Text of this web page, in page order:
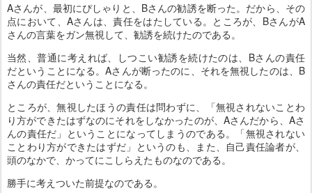
Aさんが、最初にぴしゃりと、Bさんの勧誘を断った。だから、その
点において、Aさんは、責任をはたしている。ところが、BさんがA
さんの言葉をガン無視して、勧誘を続けたのである。
当然、普通に考えれば、しつこい勧誘を続けたのは、Bさんの責任
だということになる。Aさんが断ったのに、それを無視したのは、B
さんの責任だということになる。
ところが、無視したほうの責任は問わずに、「無視されないことわ
り方ができたはずなのにそれをしなかったのが、Aさんだから、Aさ
んの責任だ」ということになってしまうのである。「無視されない
ことわり方ができたはずだ」というのも、また、自己責任論者が、
頭のなかで、かってにこしらえたものなのである。
勝手に考えついた前提なのである。